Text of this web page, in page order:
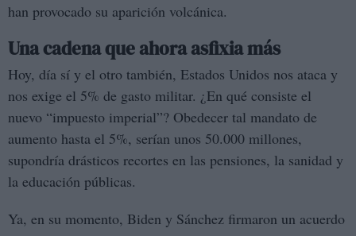
han provocado su aparición volcánica.
Una cadena que ahora asfixia más
Hoy, día sí y el otro también, Estados Unidos nos ataca y
nos exige el 5% de gasto militar. ¿En qué consiste el
nuevo “impuesto imperial”? Obedecer tal mandato de
aumento hasta el 5%, serían unos 50.000 millones,
supondría drásticos recortes en las pensiones, la sanidad y
la educación públicas.
Ya, en su momento, Biden y Sánchez firmaron un acuerdo